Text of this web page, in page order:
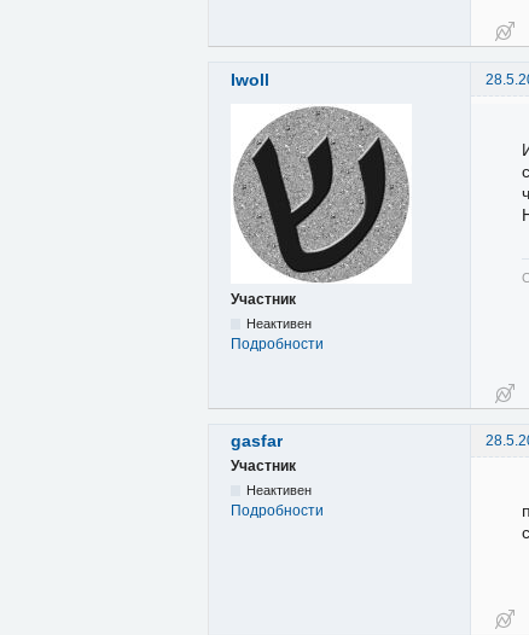
Iwoll
Участник
Неактивен
Подробности
gasfar
Участник
Неактивен
Подробности